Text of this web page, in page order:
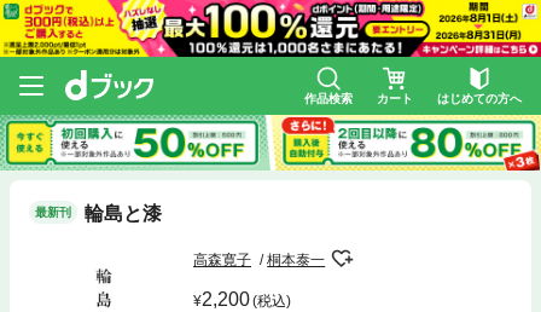
作品検索 カート はじめての方へ
最新刊 輪島と漆
高森寛子 桐本泰一
2,200(税込)